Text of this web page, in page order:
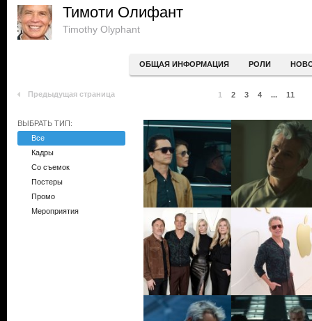
Тимоти Олифант
Timothy Olyphant
ОБЩАЯ ИНФОРМАЦИЯ РОЛИ
Предыдущая страница 1 2 3 4 ... 11
ВЫБРАТЬ ТИП:
Все
Кадры
Со съемок
Постеры
Промо
Мероприятия